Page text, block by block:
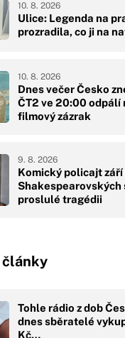
Ulice: Legenda na
prozradila, co ji na
10. 8. 2026
Dnes večer Česko
ČT2 ve 20:00
filmový zázrak
10. 8. 2026
Komický policajt září
Shakespearovských
proslulé tragédii
9. 8. 2026
Tohle rádio z dob
dnes sběratelé
Kč…